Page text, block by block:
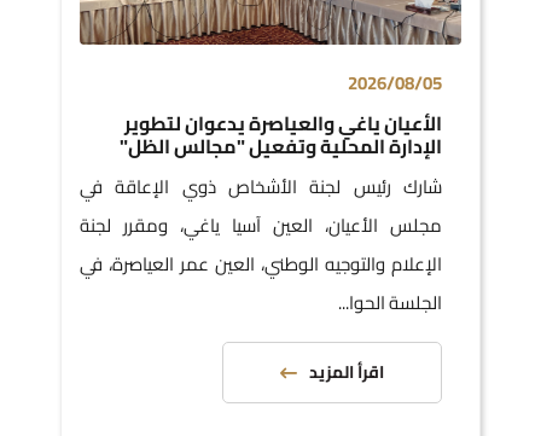
2026/08/05
الأعيان ياغي والعياصرة يدعوان لتطوير
الإدارة المحلية وتفعيل "مجالس الظل"
شارك رئيس لجنة الأشخاص ذوي الإعاقة في
مجلس الأعيان، العين آسيا ياغي، ومقرر لجنة
الإعلام والتوجيه الوطني، العين عمر العياصرة، في
الجلسة الحوا...
اقرأ المزيد